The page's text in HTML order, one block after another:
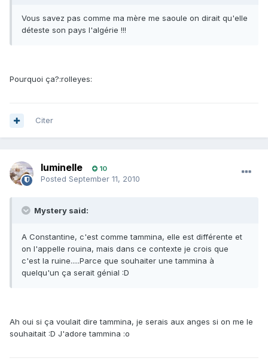
Vous savez pas comme ma mère me saoule on dirait qu'elle
déteste son pays l'algérie !!!
Pourquoi ça?:rolleyes:
Citer
luminelle 10
Posted September 11, 2010
Mystery said:
A Constantine, c'est comme tammina, elle est différente et
on l'appelle rouina, mais dans ce contexte je crois que
c'est la ruine.....Parce que souhaiter une tammina à
quelqu'un ça serait génial :D
Ah oui si ça voulait dire tammina, je serais aux anges si on me le
souhaitait :D J'adore tammina :o